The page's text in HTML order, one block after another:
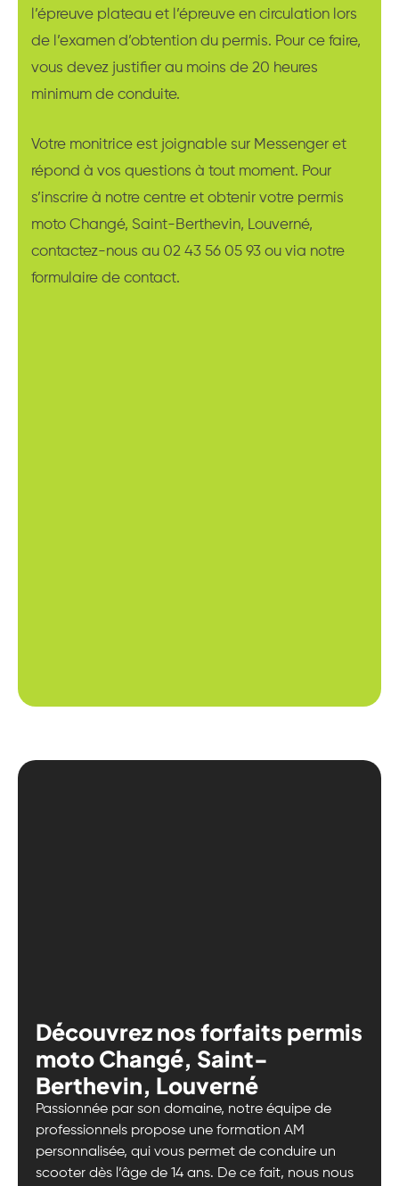
l’épreuve plateau et l’épreuve en circulation lors
de l’examen d’obtention du permis. Pour ce faire,
vous devez justifier au moins de 20 heures
minimum de conduite.
Votre monitrice est joignable sur Messenger et
répond à vos questions à tout moment. Pour
s’inscrire à notre centre et obtenir votre permis
moto Changé, Saint-Berthevin, Louverné,
contactez-nous au 02 43 56 05 93 ou via notre
formulaire de contact.
Découvrez nos forfaits permis
moto Changé, Saint-
Berthevin, Louverné
Passionnée par son domaine, notre équipe de
professionnels propose une formation AM
personnalisée, qui vous permet de conduire un
scooter dès l’âge de 14 ans. De ce fait, nous nous